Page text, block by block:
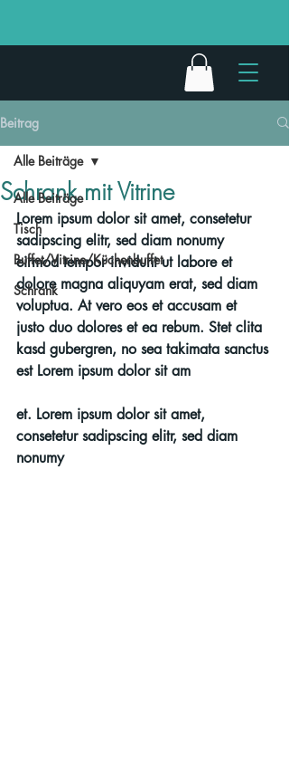
Beitrag
Alle Beiträge
Tisch
Buffet/Vitrine/Küchenbuffet
Schrank
Alle Beiträge
Schrank mit Vitrine
Lorem ipsum dolor sit amet, consetetur
sadipscing elitr, sed diam nonumy
eirmod tempor invidunt ut labore et
dolore magna aliquyam erat, sed diam
voluptua. At vero eos et accusam et
justo duo dolores et ea rebum. Stet clita
kasd gubergren, no sea takimata sanctus
est Lorem ipsum dolor sit am
et. Lorem ipsum dolor sit amet,
consetetur sadipscing elitr, sed diam
nonumy